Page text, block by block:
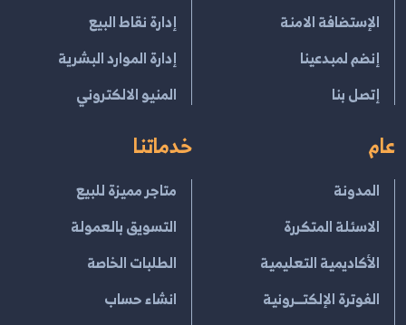
الإستضافة الامنة
إنضم لمبدعينا
إتصل بنا
إدارة نقاط البيع
إدارة الموارد البشرية
المنيو الالكتروني
عام
المدونة
الاسئلة المتكررة
الأكاديمية التعليمية
الفوترة الإلكتــرونية
خدماتنا
متاجر مميزة للبيع
التسويق بالعمولة
الطلبات الخاصة
انشاء حساب